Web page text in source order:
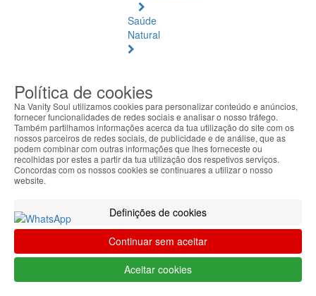
Saúde
Natural
Ver
todos
Âmbar
Báltico
Articulações
Bem-
Estar
Quotidiano
Política de cookies
Na Vanity Soul utilizamos cookies para personalizar conteúdo e anúncios,
fornecer funcionalidades de redes sociais e analisar o nosso tráfego.
Também partilhamos informações acerca da tua utilização do site com os
nossos parceiros de redes sociais, de publicidade e de análise, que as
podem combinar com outras informações que lhes forneceste ou
recolhidas por estes a partir da tua utilização dos respetivos serviços.
Concordas com os nossos cookies se continuares a utilizar o nosso
website.
Definições de cookies
Continuar sem aceitar
Aceitar cookies